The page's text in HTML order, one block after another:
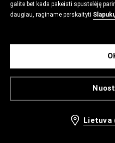
galite bet kada pakeisti spustelėję
daugiau, raginame perskaityti
Lietuva